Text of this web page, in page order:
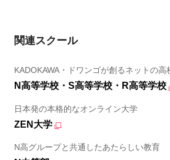
関連スクール
KADOKAWA・ドワンゴが創るネットの高
N高等学校・S高等学校・R高等学校
日本発の本格的なオンライン大学
ZEN大学
N高グループと共通したあたらしい教育